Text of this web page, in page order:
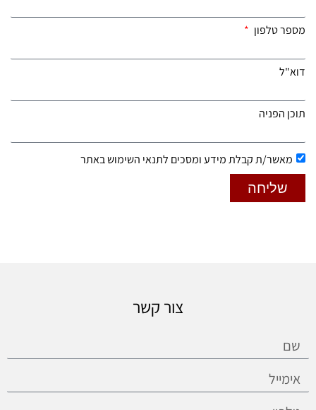
מספר טלפון
דוא"ל
תוכן הפניה
מאשר/ת קבלת מידע ומסכים לתנאי השימוש באתר
שליחה
צור קשר